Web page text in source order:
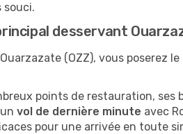
souci.
desservant
(OZZ), vous poserez
points de restauration,
vol de dernière minute avec
pour une arrivée en toute